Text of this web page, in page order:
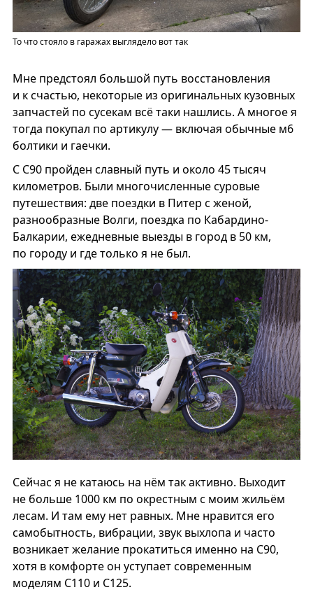
То что стояло в гаражах выглядело вот так
Мне предстоял большой путь восстановления
и к счастью, некоторые из оригинальных кузовных
запчастей по сусекам всё таки нашлись. А многое я
тогда покупал по артикулу — включая обычные м6
болтики и гаечки.
С С90 пройден славный путь и около 45 тысяч
километров. Были многочисленные суровые
путешествия: две поездки в Питер с женой,
разнообразные Волги, поездка по Кабардино-
Балкарии, ежедневные выезды в город в 50 км,
по городу и где только я не был.
Сейчас я не катаюсь на нём так активно. Выходит
не больше 1000 км по окрестным с моим жильём
лесам. И там ему нет равных. Мне нравится его
самобытность, вибрации, звук выхлопа и часто
возникает желание прокатиться именно на С90,
хотя в комфорте он уступает современным
моделям С110 и С125.